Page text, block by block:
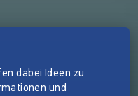
dabei Ideen zu
und